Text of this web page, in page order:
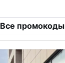
Все промокоды